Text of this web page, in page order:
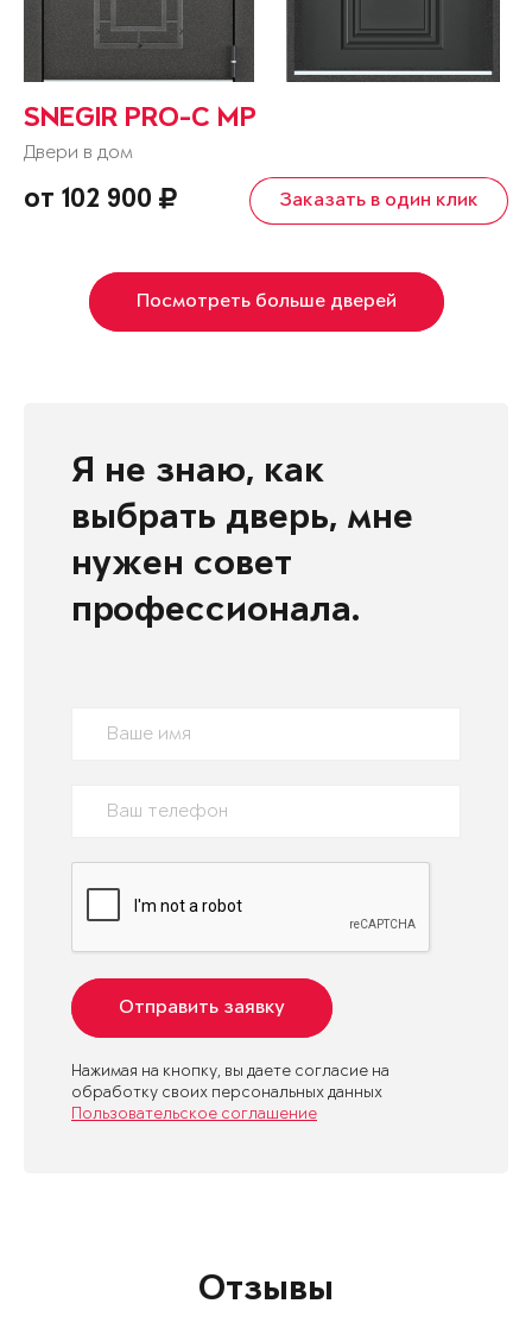
SNEGIR PRO-C MP
Двери в дом
от 102 900 Заказать в один клик
Посмотреть больше дверей
Я не знаю, как
выбрать дверь, мне
нужен совет
профессионала.
Отправить заявку
Нажимая на кнопку, вы даете согласие на
обработку своих персональных данных
Пользовательское соглашение
Отзывы